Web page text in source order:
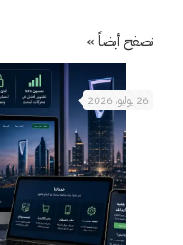
تصفح أيضاً »
26 يوليو، 2026